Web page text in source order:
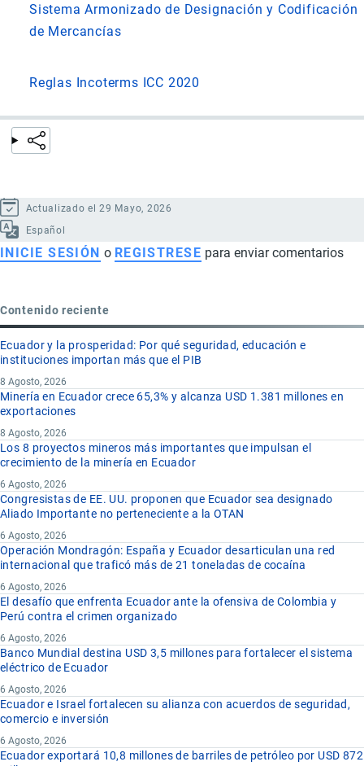
Sistema Armonizado de Designación y Codificación
de Mercancías
Reglas Incoterms ICC 2020
Actualizado el 29 Mayo, 2026
Español
INICIE SESIÓN o REGISTRESE para enviar comentarios
Contenido reciente
Ecuador y la prosperidad: Por qué seguridad, educación e
instituciones importan más que el PIB
8 Agosto, 2026
Minería en Ecuador crece 65,3% y alcanza USD 1.381 millones en
exportaciones
8 Agosto, 2026
Los 8 proyectos mineros más importantes que impulsan el
crecimiento de la minería en Ecuador
6 Agosto, 2026
Congresistas de EE. UU. proponen que Ecuador sea designado
Aliado Importante no perteneciente a la OTAN
6 Agosto, 2026
Operación Mondragón: España y Ecuador desarticulan una red
internacional que traficó más de 21 toneladas de cocaína
6 Agosto, 2026
El desafío que enfrenta Ecuador ante la ofensiva de Colombia y
Perú contra el crimen organizado
6 Agosto, 2026
Banco Mundial destina USD 3,5 millones para fortalecer el sistema
eléctrico de Ecuador
6 Agosto, 2026
Ecuador e Israel fortalecen su alianza con acuerdos de seguridad,
comercio e inversión
6 Agosto, 2026
Ecuador exportará 10,8 millones de barriles de petróleo por USD 872